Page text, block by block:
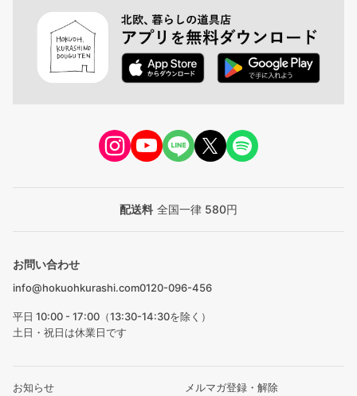
配送料 全国一律 580円
お問い合わせ
info@hokuohkurashi.com0120-096-456
平日 10:00 - 17:00（13:30-14:30を除く）
土日・祝日は休業日です
お知らせ メルマガ登録・解除